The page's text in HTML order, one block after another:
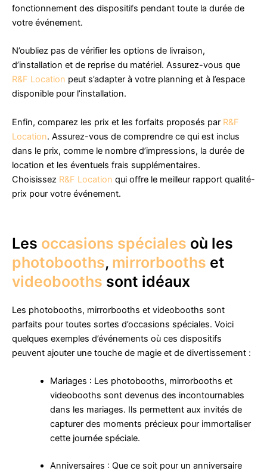
fonctionnement des dispositifs pendant toute la durée de
votre événement.
N’oubliez pas de vérifier les options de livraison,
d’installation et de reprise du matériel. Assurez-vous que
R&F Location peut s’adapter à votre planning et à l’espace
disponible pour l’installation.
Enfin, comparez les prix et les forfaits proposés par R&F
Location. Assurez-vous de comprendre ce qui est inclus
dans le prix, comme le nombre d’impressions, la durée de
location et les éventuels frais supplémentaires.
Choisissez R&F Location qui offre le meilleur rapport qualité-
prix pour votre événement.
Les occasions spéciales où les
photobooths, mirrorbooths et
videobooths sont idéaux
Les photobooths, mirrorbooths et videobooths sont
parfaits pour toutes sortes d’occasions spéciales. Voici
quelques exemples d’événements où ces dispositifs
peuvent ajouter une touche de magie et de divertissement :
Mariages : Les photobooths, mirrorbooths et
videobooths sont devenus des incontournables
dans les mariages. Ils permettent aux invités de
capturer des moments précieux pour immortaliser
cette journée spéciale.
Anniversaires : Que ce soit pour un anniversaire